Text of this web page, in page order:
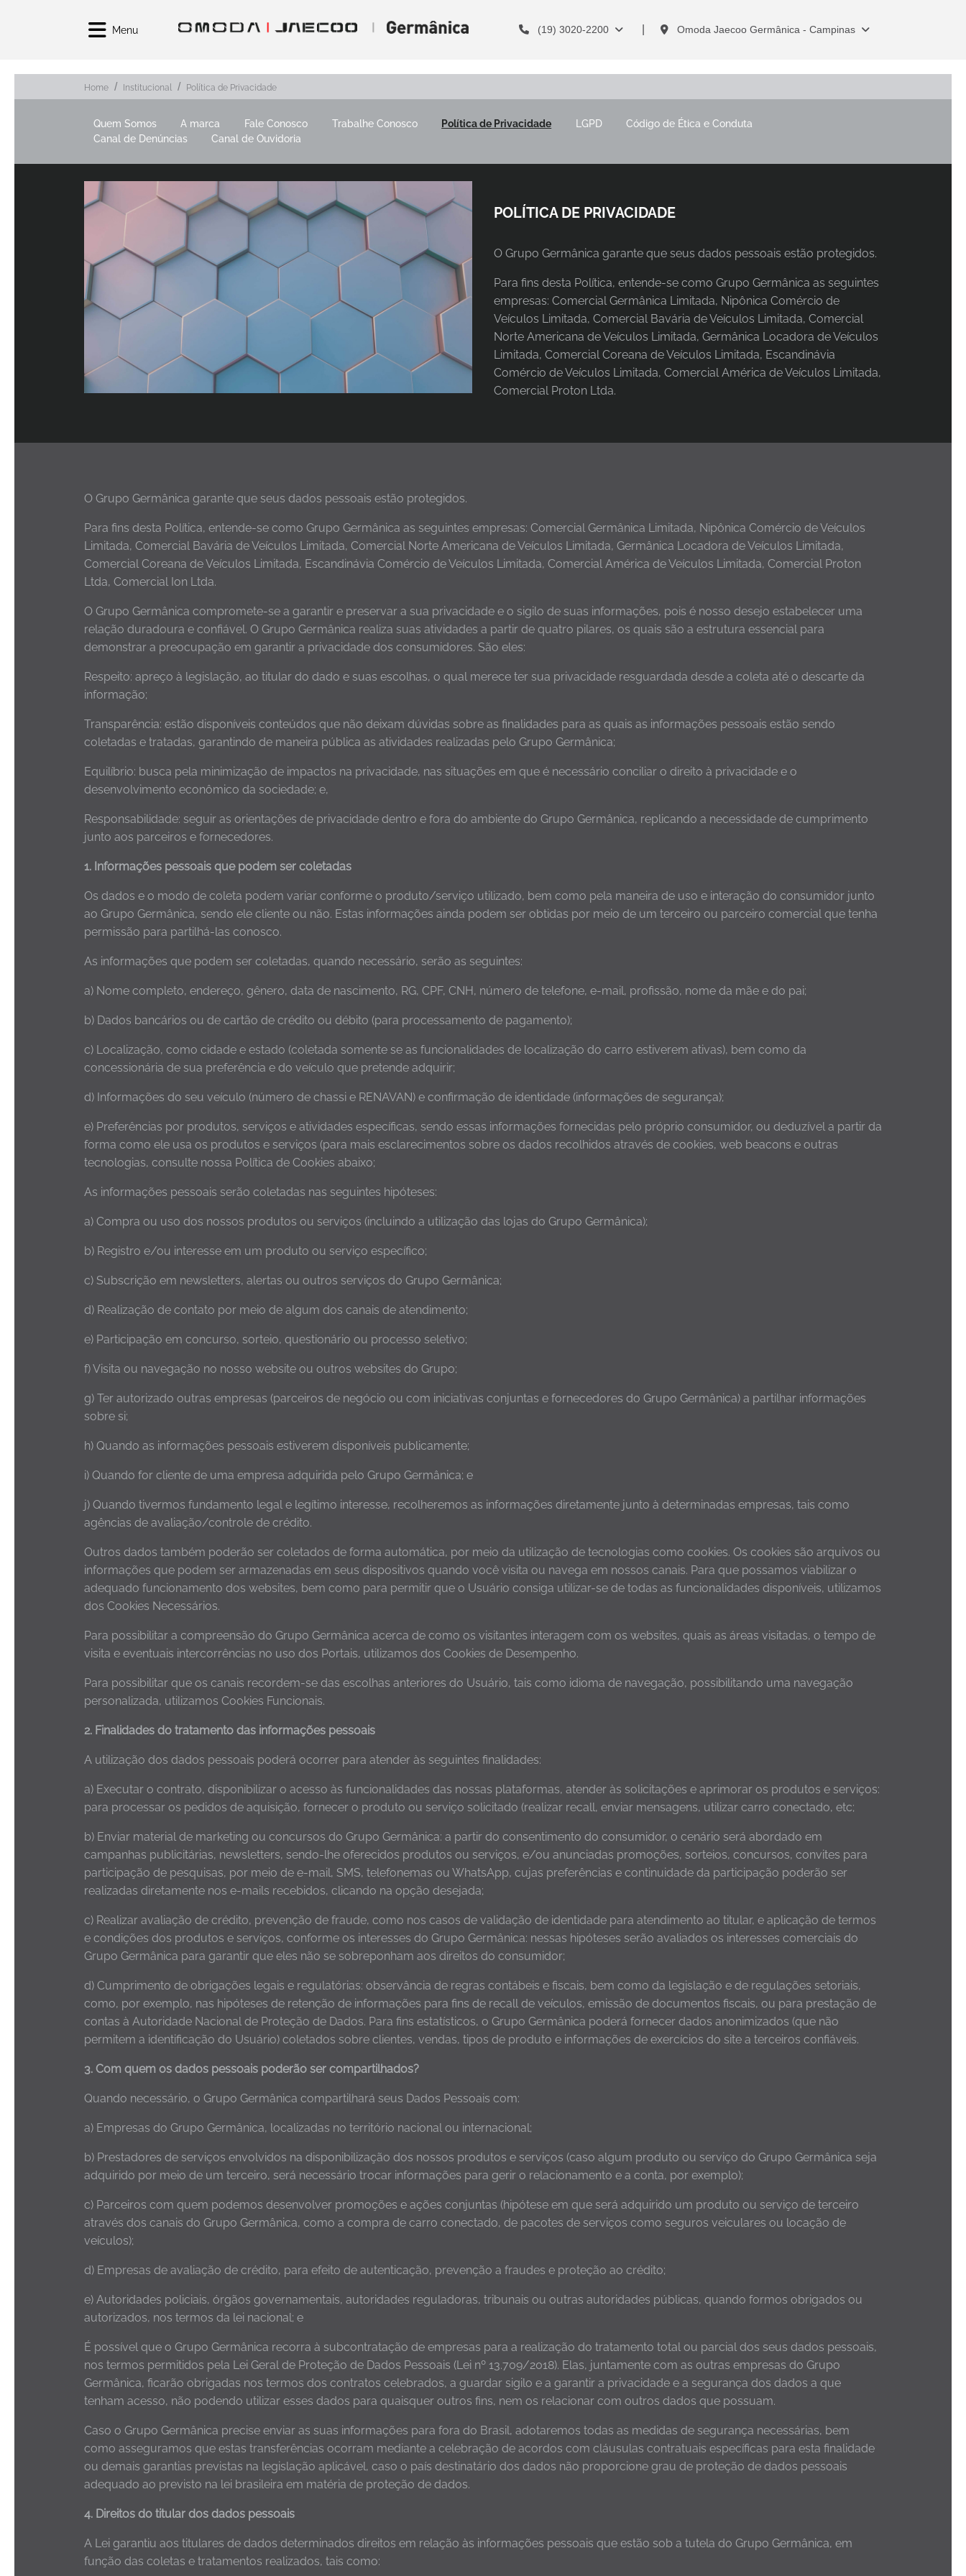
Menu (19) 3020-2200 Omoda Jaecoo Germânica - Campinas
Home Institucional Política de Privacidade
Quem Somos A marca Fale Conosco Trabalhe Conosco Política de Privacidade LGPD
Código de Ética e Conduta
Canal de Denúncias
Canal de Ouvidoria
POLÍTICA DE PRIVACIDADE
O Grupo Germânica garante que seus dados pessoais estão protegidos.
Para fins desta Política, entende-se como Grupo Germânica as seguintes
empresas: Comercial Germânica Limitada, Nipônica Comércio de
Veículos Limitada, Comercial Bavária de Veículos Limitada, Comercial
Norte Americana de Veículos Limitada, Germânica Locadora de Veículos
Limitada, Comercial Coreana de Veículos Limitada, Escandinávia
Comércio de Veículos Limitada, Comercial América de Veículos Limitada,
Comercial Proton Ltda.
O Grupo Germânica garante que seus dados pessoais estão protegidos.
Para fins desta Política, entende-se como Grupo Germânica as seguintes empresas: Comercial Germânica Limitada, Nipônica Comércio de Veículos
Limitada, Comercial Bavária de Veículos Limitada, Comercial Norte Americana de Veículos Limitada, Germânica Locadora de Veículos Limitada,
Comercial Coreana de Veículos Limitada, Escandinávia Comércio de Veículos Limitada, Comercial América de Veículos Limitada, Comercial Proton
Ltda, Comercial Ion Ltda.
O Grupo Germânica compromete-se a garantir e preservar a sua privacidade e o sigilo de suas informações, pois é nosso desejo estabelecer uma
relação duradoura e confiável. O Grupo Germânica realiza suas atividades a partir de quatro pilares, os quais são a estrutura essencial para
demonstrar a preocupação em garantir a privacidade dos consumidores. São eles:
Respeito: apreço à legislação, ao titular do dado e suas escolhas, o qual merece ter sua privacidade resguardada desde a coleta até o descarte da
informação;
Transparência: estão disponíveis conteúdos que não deixam dúvidas sobre as finalidades para as quais as informações pessoais estão sendo
coletadas e tratadas, garantindo de maneira pública as atividades realizadas pelo Grupo Germânica;
Equilíbrio: busca pela minimização de impactos na privacidade, nas situações em que é necessário conciliar o direito à privacidade e o
desenvolvimento econômico da sociedade; e,
Responsabilidade: seguir as orientações de privacidade dentro e fora do ambiente do Grupo Germânica, replicando a necessidade de cumprimento
junto aos parceiros e fornecedores.
1. Informações pessoais que podem ser coletadas
Os dados e o modo de coleta podem variar conforme o produto/serviço utilizado, bem como pela maneira de uso e interação do consumidor junto
ao Grupo Germânica, sendo ele cliente ou não. Estas informações ainda podem ser obtidas por meio de um terceiro ou parceiro comercial que tenha
permissão para partilhá-las conosco.
As informações que podem ser coletadas, quando necessário, serão as seguintes:
a) Nome completo, endereço, gênero, data de nascimento, RG, CPF, CNH, número de telefone, e-mail, profissão, nome da mãe e do pai;
b) Dados bancários ou de cartão de crédito ou débito (para processamento de pagamento);
c) Localização, como cidade e estado (coletada somente se as funcionalidades de localização do carro estiverem ativas), bem como da
concessionária de sua preferência e do veículo que pretende adquirir;
d) Informações do seu veículo (número de chassi e RENAVAN) e confirmação de identidade (informações de segurança);
e) Preferências por produtos, serviços e atividades específicas, sendo essas informações fornecidas pelo próprio consumidor, ou deduzível a partir da
forma como ele usa os produtos e serviços (para mais esclarecimentos sobre os dados recolhidos através de cookies, web beacons e outras
tecnologias, consulte nossa Política de Cookies abaixo;
As informações pessoais serão coletadas nas seguintes hipóteses:
a) Compra ou uso dos nossos produtos ou serviços (incluindo a utilização das lojas do Grupo Germânica);
b) Registro e/ou interesse em um produto ou serviço específico;
c) Subscrição em newsletters, alertas ou outros serviços do Grupo Germânica;
d) Realização de contato por meio de algum dos canais de atendimento;
e) Participação em concurso, sorteio, questionário ou processo seletivo;
f) Visita ou navegação no nosso website ou outros websites do Grupo;
g) Ter autorizado outras empresas (parceiros de negócio ou com iniciativas conjuntas e fornecedores do Grupo Germânica) a partilhar informações
sobre si;
h) Quando as informações pessoais estiverem disponíveis publicamente;
i) Quando for cliente de uma empresa adquirida pelo Grupo Germânica; e
j) Quando tivermos fundamento legal e legítimo interesse, recolheremos as informações diretamente junto à determinadas empresas, tais como
agências de avaliação/controle de crédito.
Outros dados também poderão ser coletados de forma automática, por meio da utilização de tecnologias como cookies. Os cookies são arquivos ou
informações que podem ser armazenadas em seus dispositivos quando você visita ou navega em nossos canais. Para que possamos viabilizar o
adequado funcionamento dos websites, bem como para permitir que o Usuário consiga utilizar-se de todas as funcionalidades disponíveis, utilizamos
dos Cookies Necessários.
Para possibilitar a compreensão do Grupo Germânica acerca de como os visitantes interagem com os websites, quais as áreas visitadas, o tempo de
visita e eventuais intercorrências no uso dos Portais, utilizamos dos Cookies de Desempenho.
Para possibilitar que os canais recordem-se das escolhas anteriores do Usuário, tais como idioma de navegação, possibilitando uma navegação
personalizada, utilizamos Cookies Funcionais.
2. Finalidades do tratamento das informações pessoais
A utilização dos dados pessoais poderá ocorrer para atender às seguintes finalidades:
a) Executar o contrato, disponibilizar o acesso às funcionalidades das nossas plataformas, atender às solicitações e aprimorar os produtos e serviços:
para processar os pedidos de aquisição, fornecer o produto ou serviço solicitado (realizar recall, enviar mensagens, utilizar carro conectado, etc;
b) Enviar material de marketing ou concursos do Grupo Germânica: a partir do consentimento do consumidor, o cenário será abordado em
campanhas publicitárias, newsletters, sendo-lhe oferecidos produtos ou serviços, e/ou anunciadas promoções, sorteios, concursos, convites para
participação de pesquisas, por meio de e-mail, SMS, telefonemas ou WhatsApp, cujas preferências e continuidade da participação poderão ser
realizadas diretamente nos e-mails recebidos, clicando na opção desejada;
c) Realizar avaliação de crédito, prevenção de fraude, como nos casos de validação de identidade para atendimento ao titular, e aplicação de termos
e condições dos produtos e serviços, conforme os interesses do Grupo Germânica: nessas hipóteses serão avaliados os interesses comerciais do
Grupo Germânica para garantir que eles não se sobreponham aos direitos do consumidor;
d) Cumprimento de obrigações legais e regulatórias: observância de regras contábeis e fiscais, bem como da legislação e de regulações setoriais,
como, por exemplo, nas hipóteses de retenção de informações para fins de recall de veículos, emissão de documentos fiscais, ou para prestação de
contas à Autoridade Nacional de Proteção de Dados. Para fins estatísticos, o Grupo Germânica poderá fornecer dados anonimizados (que não
permitem a identificação do Usuário) coletados sobre clientes, vendas, tipos de produto e informações de exercícios do site a terceiros confiáveis.
3. Com quem os dados pessoais poderão ser compartilhados?
Quando necessário, o Grupo Germânica compartilhará seus Dados Pessoais com:
a) Empresas do Grupo Germânica, localizadas no território nacional ou internacional;
b) Prestadores de serviços envolvidos na disponibilização dos nossos produtos e serviços (caso algum produto ou serviço do Grupo Germânica seja
adquirido por meio de um terceiro, será necessário trocar informações para gerir o relacionamento e a conta, por exemplo);
c) Parceiros com quem podemos desenvolver promoções e ações conjuntas (hipótese em que será adquirido um produto ou serviço de terceiro
através dos canais do Grupo Germânica, como a compra de carro conectado, de pacotes de serviços como seguros veiculares ou locação de
veículos);
d) Empresas de avaliação de crédito, para efeito de autenticação, prevenção a fraudes e proteção ao crédito;
e) Autoridades policiais, órgãos governamentais, autoridades reguladoras, tribunais ou outras autoridades públicas, quando formos obrigados ou
autorizados, nos termos da lei nacional; e
É possível que o Grupo Germânica recorra à subcontratação de empresas para a realização do tratamento total ou parcial dos seus dados pessoais,
nos termos permitidos pela Lei Geral de Proteção de Dados Pessoais (Lei nº 13.709/2018). Elas, juntamente com as outras empresas do Grupo
Germânica, ficarão obrigadas nos termos dos contratos celebrados, a guardar sigilo e a garantir a privacidade e a segurança dos dados a que
tenham acesso, não podendo utilizar esses dados para quaisquer outros fins, nem os relacionar com outros dados que possuam.
Caso o Grupo Germânica precise enviar as suas informações para fora do Brasil, adotaremos todas as medidas de segurança necessárias, bem
como asseguramos que estas transferências ocorram mediante a celebração de acordos com cláusulas contratuais específicas para esta finalidade
ou demais garantias previstas na legislação aplicável, caso o país destinatário dos dados não proporcione grau de proteção de dados pessoais
adequado ao previsto na lei brasileira em matéria de proteção de dados.
4. Direitos do titular dos dados pessoais
A Lei garantiu aos titulares de dados determinados direitos em relação às informações pessoais que estão sob a tutela do Grupo Germânica, em
função das coletas e tratamentos realizados, tais como: